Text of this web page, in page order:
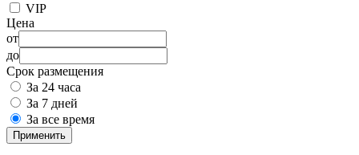
VIP
Цена
от
до
Срок размещения
За 24 часа
За 7 дней
За все время
Применить